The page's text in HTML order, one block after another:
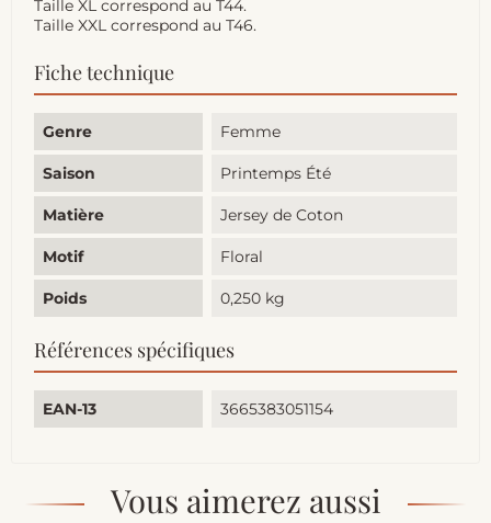
Taille XL correspond au T44.
Taille XXL correspond au T46.
Fiche technique
Genre Femme
Saison Printemps Été
Matière Jersey de Coton
Motif Floral
Poids 0,250 kg
Références spécifiques
EAN-13 3665383051154
Vous aimerez aussi